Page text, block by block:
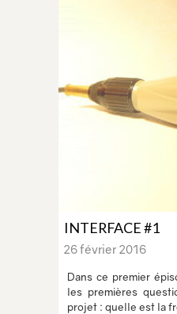
INTERFACE #1
26 février 2016
Dans ce premier
les premières
projet : quelle est la